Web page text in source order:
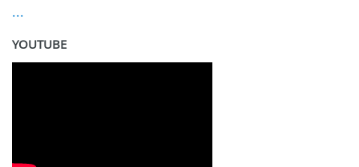
...
YOUTUBE